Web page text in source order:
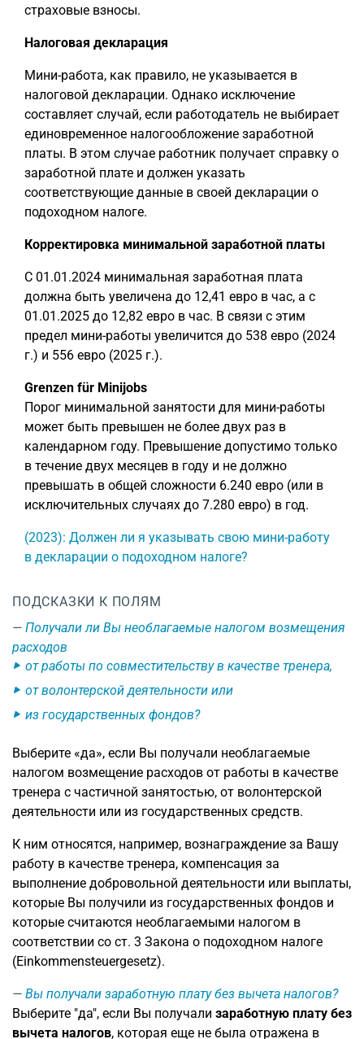
страховые взносы.
Налоговая декларация
Мини-работа, как правило, не указывается в
налоговой декларации. Однако исключение
составляет случай, если работодатель не выбирает
единовременное налогообложение заработной
платы. В этом случае работник получает справку о
заработной плате и должен указать
соответствующие данные в своей декларации о
подоходном налоге.
Корректировка минимальной заработной платы
С 01.01.2024 минимальная заработная плата
должна быть увеличена до 12,41 евро в час, а с
01.01.2025 до 12,82 евро в час. В связи с этим
предел мини-работы увеличится до 538 евро (2024
г.) и 556 евро (2025 г.).
Grenzen für Minijobs
Порог минимальной занятости для мини-работы
может быть превышен не более двух раз в
календарном году. Превышение допустимо только
в течение двух месяцев в году и не должно
превышать в общей сложности 6.240 евро (или в
исключительных случаях до 7.280 евро) в год.
(2023): Должен ли я указывать свою мини-работу
в декларации о подоходном налоге?
ПОДСКАЗКИ К ПОЛЯМ
Получали ли Вы необлагаемые налогом возмещения
расходов
от работы по совместительству в качестве тренера,
от волонтерской деятельности или
из государственных фондов?
Выберите «да», если Вы получали необлагаемые
налогом возмещение расходов от работы в качестве
тренера с частичной занятостью, от волонтерской
деятельности или из государственных средств.
К ним относятся, например, вознаграждение за Вашу
работу в качестве тренера, компенсация за
выполнение добровольной деятельности или выплаты,
которые Вы получили из государственных фондов и
которые считаются необлагаемыми налогом в
соответствии со ст. 3 Закона о подоходном налоге
(Einkommensteuergesetz).
Вы получали заработную плату без вычета налогов?
Выберите "да", если Вы получали заработную плату без
вычета налогов, которая еще не была отражена в